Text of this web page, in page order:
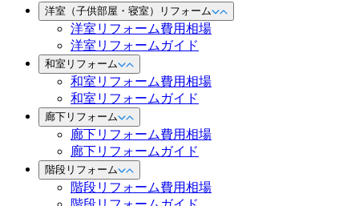
洋室（子供部屋・寝室）リフォーム
洋室リフォーム費用相場
洋室リフォームガイド
和室リフォーム
和室リフォーム費用相場
和室リフォームガイド
廊下リフォーム
廊下リフォーム費用相場
廊下リフォームガイド
階段リフォーム
階段リフォーム費用相場